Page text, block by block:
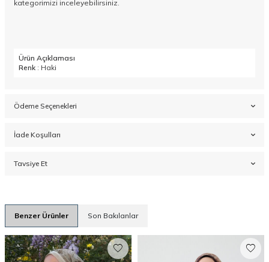
kategorimizi inceleyebilirsiniz.
Ürün Açıklaması
Renk : Haki
Ödeme Seçenekleri
İade Koşulları
Tavsiye Et
Benzer Ürünler Son Bakılanlar